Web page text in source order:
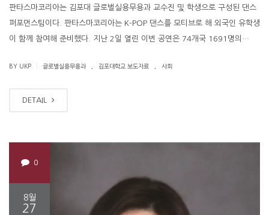
판타스마코리아는 김포대 글로벌실용무용과 교수진 및 학생으로 구성된 댄스
퍼포먼스팀이다. 판타스마코리아는 K-POP 댄스를 모티브로 해 외국인 유학생
이 함께 참여해 준비했다. 지난 2일 열린 이번 공연은 74개국 1691명의…
BY UKP 글로벌실용무용과 김포대학교 보도자료 사회
DETAIL
0
8월
27